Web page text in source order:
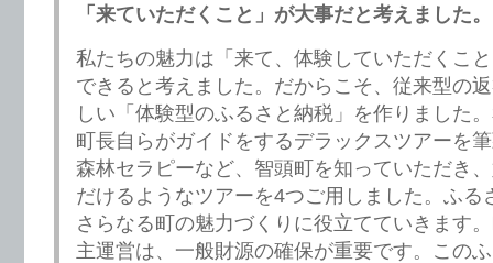
「来ていただくこと」が大事だと考えました。
私たちの魅力は「来て、体験していただくこ
できると考えました。だからこそ、従来型の
しい「体験型のふるさと納税」を作りました
町長自らがガイドをするデラックスツアーを
森林セラピーなど、智頭町を知っていただき
だけるようなツアーを4つご用しました。ふる
さらなる町の魅力づくりに役立てていきます
主運営は、一般財源の確保が重要です。この